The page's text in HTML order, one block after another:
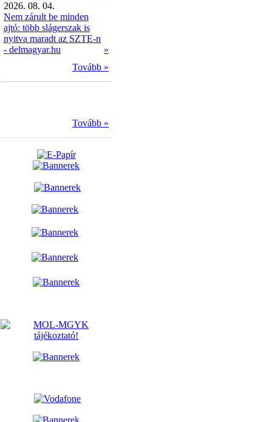
2026. 08. 04.
Nem zárult be minden
ajtó: több slágerszak is
nyitva maradt az SZTE-n
- delmagyar.hu
»
Tovább »
Tovább »